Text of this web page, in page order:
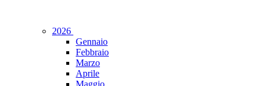
2026
Gennaio
Febbraio
Marzo
Aprile